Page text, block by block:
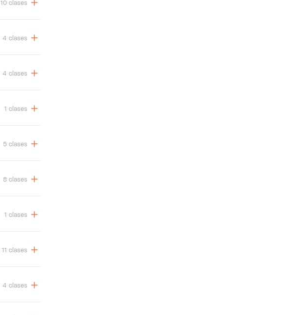
10 clases
4 clases
4 clases
1 clases
5 clases
8 clases
1 clases
11 clases
4 clases